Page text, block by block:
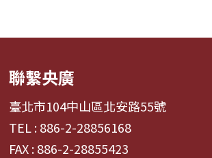
聯繫央廣
臺北市104中山區北安路55號
TEL : 886-2-28856168
FAX : 886-2-28855423